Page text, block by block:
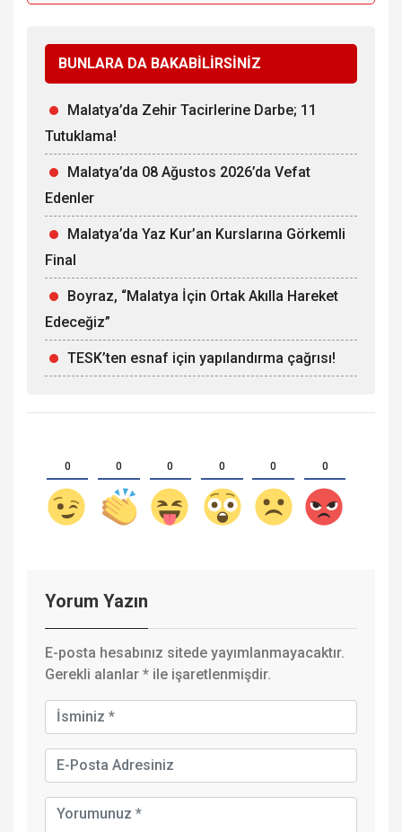
BUNLARA DA BAKABİLİRSİNİZ
Malatya’da Zehir Tacirlerine Darbe; 11
Tutuklama!
Malatya’da 08 Ağustos 2026’da Vefat
Edenler
Malatya’da Yaz Kur’an Kurslarına Görkemli
Final
Boyraz, “Malatya İçin Ortak Akılla Hareket
Edeceğiz”
TESK’ten esnaf için yapılandırma çağrısı!
0 0 0 0 0 0
Yorum Yazın
E-posta hesabınız sitede yayımlanmayacaktır.
Gerekli alanlar * ile işaretlenmişdir.